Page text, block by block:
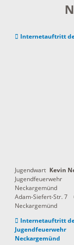
Internetauftritt
Jugendwart Kevin
Jugendfeuerwehr
Neckargemünd
Adam-Siefert-Str. 7
Neckargemünd
Internetauftritt
Jugendfeuerwehr
Neckargemünd